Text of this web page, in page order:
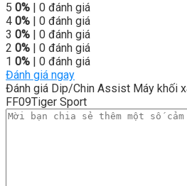
5 0% | 0 đánh giá
4 0% | 0 đánh giá
3 0% | 0 đánh giá
2 0% | 0 đánh giá
1 0% | 0 đánh giá
Đánh giá ngay
Đánh giá Dip/Chin Assist Máy khối
FF09Tiger Sport